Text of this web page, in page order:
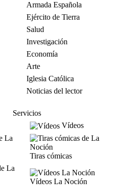
Armada Española
Ejército de Tierra
Salud
Investigación
Economía
Arte
Iglesia Católica
Noticias del lector
Servicios
Vídeos
Tiras cómicas
Vídeos La Noción